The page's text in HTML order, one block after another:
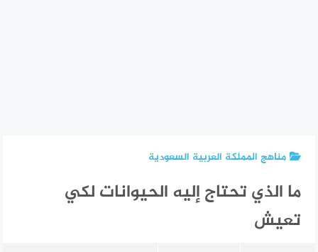
مناهج المملكة العربية السعودية
ما الذي تحتاج إليه الحيوانات لكي
تعيش